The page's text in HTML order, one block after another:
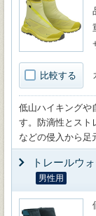
比較する
低山ハイキングや
す。防滴性とスト
などの侵入から足
トレールウ
男性用